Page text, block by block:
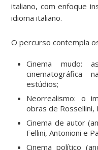
italiano, com enfoque
idioma italiano.
O percurso contempla
Cinema mudo:
estúdios;
Neorrealismo: o
obras de Rossellini,
Cinema de autor
Fellini, Antonioni e
Cinema político